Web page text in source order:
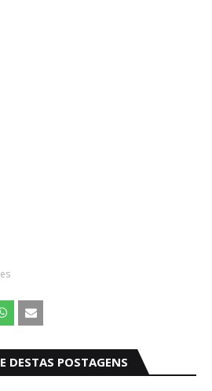
DESTAS POSTAGENS